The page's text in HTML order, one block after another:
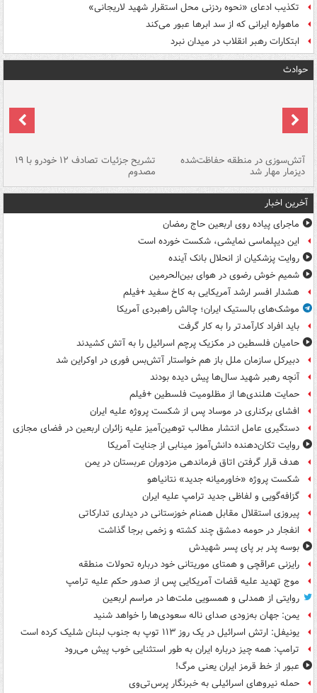
تکذیب ادعای «نحوه ردزنی محل استقرار شهید لاریجانی»
ماهواره ایرانی که از سد ابرها عبور می‌کند
ابتکارات رهبر انقلاب در میدان نبرد
حوادث
آتش‌سوزی در منطقه حفاظت‌شده
دیزمار مهار شد
تشریح جزئیات تصادف ۱۲ خودرو با ۱۹
مصدوم
آخرین اخبار
ماجرای پیاده روی اربعین حاج رمضان
این دیپلماسی نمایشی، شکست خورده است
روایت پزشکیان از انحلال بانک آینده
شمیم خوش رضوی در هوای بین‌الحرمین
هشدار افسر ارشد آمریکایی به کاخ سفید +فیلم
موشک‌های بالستیک ایران؛ چالش راهبردی آمریکا
باید افراد کارآمدتر را به کار گرفت
حامیان فلسطین در مکزیک پرچم اسرائیل را به آتش کشیدند
دبیرکل سازمان ملل باز هم خواستار آتش‌بس فوری در اوکراین شد
آنچه رهبر شهید سال‌ها پیش دیده بودند
حمایت هلندی‌ها از مظلومیت فلسطین +فیلم
افشای برکناری در موساد پس از شکست پروژه علیه ایران
دستگیری عامل انتشار مطالب توهین‌آمیز علیه زائران اربعین در فضای مجازی
روایت تکان‌دهنده دانش‌آموز مینابی از جنایت آمریکا
هدف قرار گرفتن اتاق‌ فرماندهی مزدوران عربستان در یمن
شکست پروژه «خاورمیانه جدید» نتانیاهو
گزافه‌گویی و لفاظی جدید ترامپ علیه ایران
پیروزی استقلال مقابل همنام خوزستانی در دیداری تدارکاتی
انفجار در حومه دمشق چند کشته و زخمی برجا گذاشت
بوسه‌ پدر بر پای پسر شهیدش
رایزنی عراقچی و همتای موریتانی خود درباره تحولات منطقه
موج تهدید علیه قضات آمریکایی پس از صدور حکم علیه ترامپ
روایتی از همدلی و همسویی ملت‌ها در مراسم اربعین
یمن: جهان به‌زودی صدای ناله سعودی‌ها را خواهد شنید
یونیفل: ارتش اسرائیل در یک روز ۱۱۳ توپ به جنوب لبنان شلیک کرده است
ترامپ: همه چیز درباره ایران به طور استثنایی خوب پیش می‌رود
عبور از خط قرمز ایران یعنی مرگ!
حمله نیروهای اسرائیلی به خبرنگار پرس‌تی‌وی